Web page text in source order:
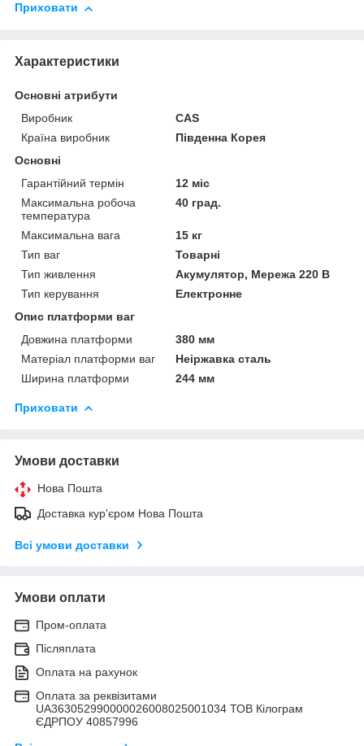
Приховати
Характеристики
Основні атрибути
Виробник
CAS
Країна виробник
Південна Корея
Основні
Гарантійний термін
12 міс
Максимальна робоча
температура
40 град.
Максимальна вага
15 кг
Тип ваг
Товарні
Тип живлення
Акумулятор, Мережа 220 В
Тип керування
Електронне
Опис платформи ваг
Довжина платформи
380 мм
Матеріал платформи ваг
Неіржавка сталь
Ширина платформи
244 мм
Приховати
Умови доставки
Нова Пошта
Доставка кур'єром Нова Пошта
Всі умови доставки
Умови оплати
Пром-оплата
Післяплата
Оплата на рахунок
Оплата за реквізитами
UA363052990000026008025001034 ТОВ Кілограм
ЄДРПОУ 40857996